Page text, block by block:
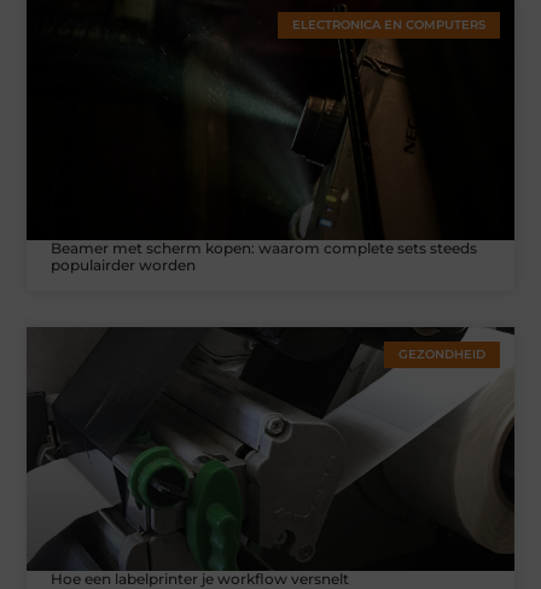
ELECTRONICA EN COMPUTERS
Beamer met scherm kopen: waarom complete sets steeds
populairder worden
GEZONDHEID
Hoe een labelprinter je workflow versnelt